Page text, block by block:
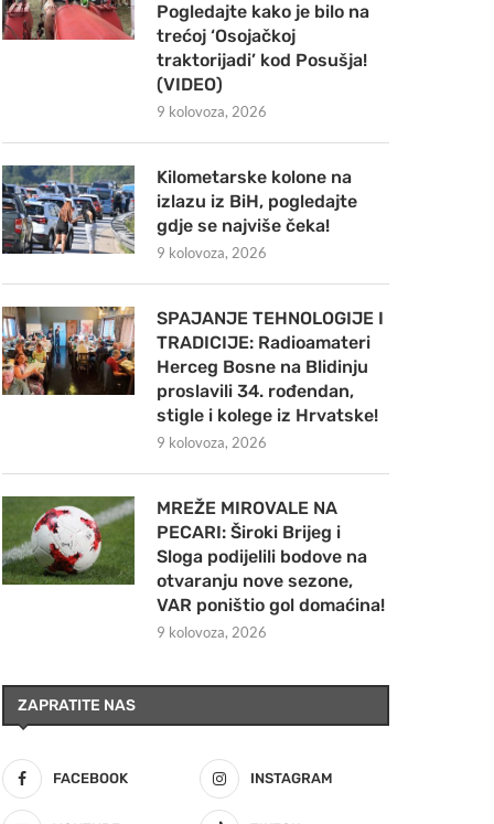
Pogledajte kako je bilo na
trećoj ‘Osojačkoj
traktorijadi’ kod Posušja!
(VIDEO)
9 kolovoza, 2026
Kilometarske kolone na
izlazu iz BiH, pogledajte
gdje se najviše čeka!
9 kolovoza, 2026
SPAJANJE TEHNOLOGIJE I
TRADICIJE: Radioamateri
Herceg Bosne na Blidinju
proslavili 34. rođendan,
stigle i kolege iz Hrvatske!
9 kolovoza, 2026
MREŽE MIROVALE NA
PECARI: Široki Brijeg i
Sloga podijelili bodove na
otvaranju nove sezone,
VAR poništio gol domaćina!
9 kolovoza, 2026
ZAPRATITE NAS
FACEBOOK INSTAGRAM